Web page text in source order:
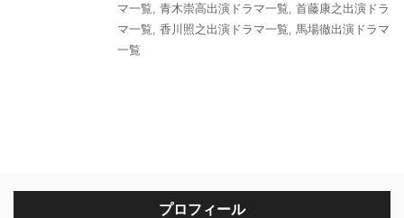
マ一覧 青木崇高出演ドラマ一覧 首藤康之出演ドラ
マ一覧 香川照之出演ドラマ一覧
馬場徹出演ドラマ
一覧
プロフィール